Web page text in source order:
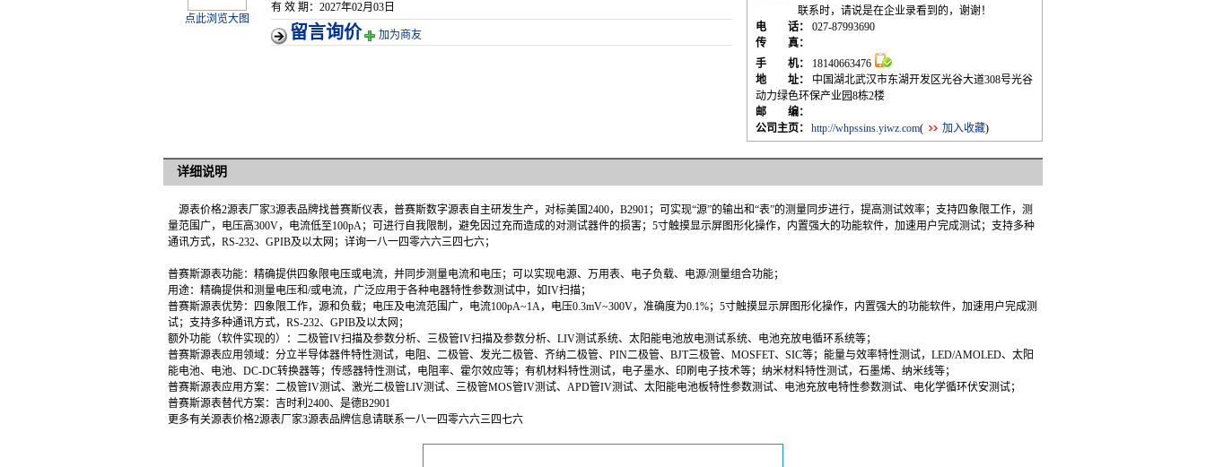
点此浏览大图
有 效 期：2027年02月03日
留言询价 加为商友
联系时，请说是在企业录看到的，谢谢！
电 话： 027-87993690
传 真：
手 机：
18140663476
地 址：
中国湖北武汉市东湖开发区光谷大道308号光谷
动力绿色环保产业园8栋2楼
邮 编：
公司主页：
http://whpssins.yiwz.com( 加入收藏)
详细说明
源表价格2源表厂家3源表品牌找普赛斯仪表，普赛斯数字源表自主研发生产，对标美国2400，B2901；可实现“源”的输出和“表”的测量同步进行，提高测试效率；支持四象限工作，测
量范围广，电压高300V，电流低至100pA；可进行自我限制，避免因过充而造成的对测试器件的损害；5寸触摸显示屏图形化操作，内置强大的功能软件，加速用户完成测试；支持多种
通讯方式，RS-232、GPIB及以太网；详询一八一四零六六三四七六；
普赛斯源表功能：精确提供四象限电压或电流，并同步测量电流和电压；可以实现电源、万用表、电子负载、电源/测量组合功能；
用途：精确提供和测量电压和/或电流，广泛应用于各种电器特性参数测试中，如IV扫描；
普赛斯源表优势：四象限工作，源和负载；电压及电流范围广，电流100pA~1A，电压0.3mV~300V，准确度为0.1%；5寸触摸显示屏图形化操作，内置强大的功能软件，加速用户完成测
试；支持多种通讯方式，RS-232、GPIB及以太网；
额外功能（软件实现的）：二极管IV扫描及参数分析、三极管IV扫描及参数分析、LIV测试系统、太阳能电池放电测试系统、电池充放电循环系统等；
普赛斯源表应用领域：分立半导体器件特性测试，电阻、二极管、发光二极管、齐纳二极管、PIN二极管、BJT三极管、MOSFET、SIC等；能量与效率特性测试，LED/AMOLED、太阳
能电池、电池、DC-DC转换器等；传感器特性测试，电阻率、霍尔效应等；有机材料特性测试，电子墨水、印刷电子技术等；纳米材料特性测试，石墨烯、纳米线等；
普赛斯源表应用方案：二极管IV测试、激光二极管LIV测试、三极管MOS管IV测试、APD管IV测试、太阳能电池板特性参数测试、电池充放电特性参数测试、电化学循环伏安测试；
普赛斯源表替代方案：吉时利2400、是德B2901
更多有关源表价格2源表厂家3源表品牌信息请联系一八一四零六六三四七六